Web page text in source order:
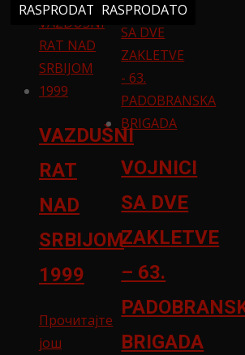
RASPRODATO
VAZDUŠNI
RAT
NAD
SRBIJOM
1999
Прочитајте
још
RASPRODATO
VOJNICI
SA DVE
ZAKLETVE
– 63.
BRIGADA